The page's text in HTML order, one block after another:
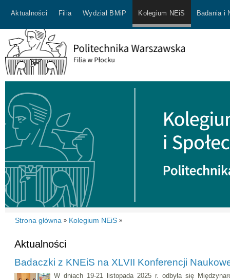
Aktualności Filia Wydział BMiP Kolegium NEiS Badania i
Strona główna » Kolegium NEiS »
Aktualności
Badaczki z KNEiS na XLVII Konferencji
W dniach 19-21 listopada 2025 r. odbyła się